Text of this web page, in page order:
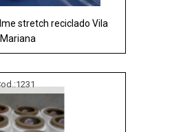
stretch reciclado Vila
Mariana
1231